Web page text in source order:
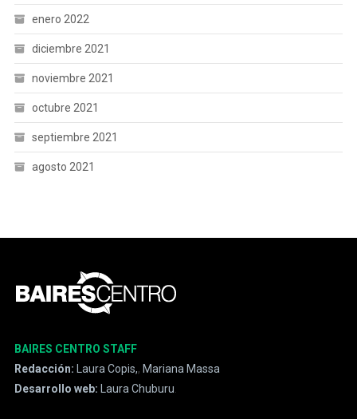
enero 2022
diciembre 2021
noviembre 2021
octubre 2021
septiembre 2021
agosto 2021
BAIRES CENTRO STAFF
Redacción: Laura Copis,, Mariana Massa
Desarrollo web:
Laura Chuburu